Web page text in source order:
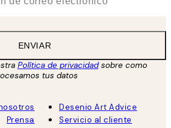
ENVIAR
Política de privacidadsobre como
tus datos
Prensa
Desenio Art Advice
Servicio al cliente